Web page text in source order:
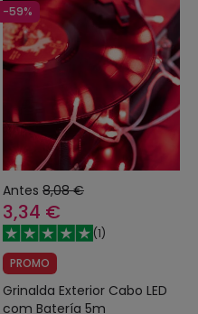
-59%
Antes 8,08 €
3,34 €
(1)
PROMO
Grinalda Exterior Cabo LED
com Batería 5m